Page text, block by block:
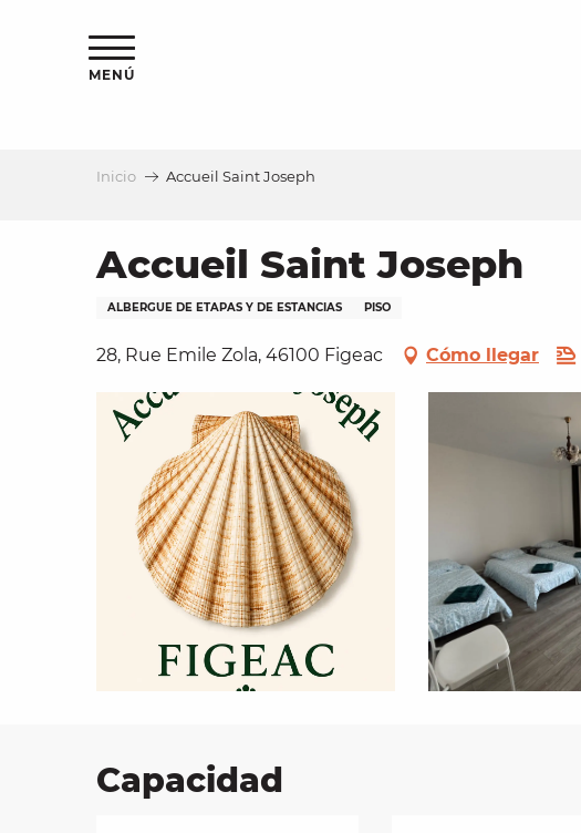
MENÚ
Inicio Accueil Saint Joseph
Accueil Saint Joseph
ALBERGUE DE ETAPAS Y DE ESTANCIAS PISO
28, Rue Emile Zola, 46100 Figeac Cómo llegar
Capacidad